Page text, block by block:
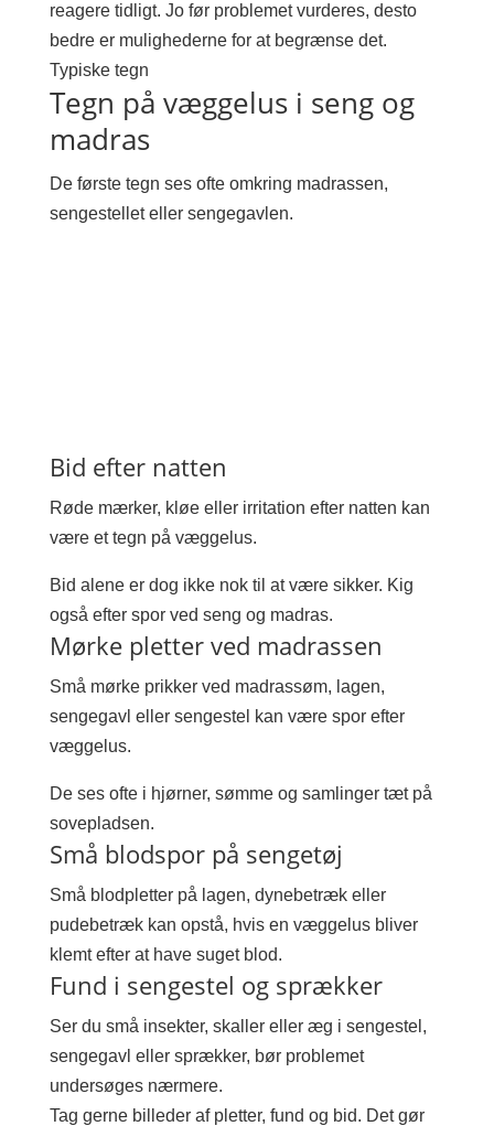
reagere tidligt. Jo før problemet vurderes, desto
bedre er mulighederne for at begrænse det.
Typiske tegn
Tegn på væggelus i seng og
madras
De første tegn ses ofte omkring madrassen,
sengestellet eller sengegavlen.
Bid efter natten
Røde mærker, kløe eller irritation efter natten kan
være et tegn på væggelus.
Bid alene er dog ikke nok til at være sikker. Kig
også efter spor ved seng og madras.
Mørke pletter ved madrassen
Små mørke prikker ved madrassøm, lagen,
sengegavl eller sengestel kan være spor efter
væggelus.
De ses ofte i hjørner, sømme og samlinger tæt på
sovepladsen.
Små blodspor på sengetøj
Små blodpletter på lagen, dynebetræk eller
pudebetræk kan opstå, hvis en væggelus bliver
klemt efter at have suget blod.
Fund i sengestel og sprækker
Ser du små insekter, skaller eller æg i sengestel,
sengegavl eller sprækker, bør problemet
undersøges nærmere.
Tag gerne billeder af pletter, fund og bid. Det gør